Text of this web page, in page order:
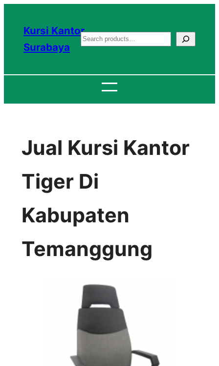
konten
Kursi Kantor
Surabaya
S
a
c
Jual Kursi Kantor
Tiger Di
Kabupaten
Temanggung